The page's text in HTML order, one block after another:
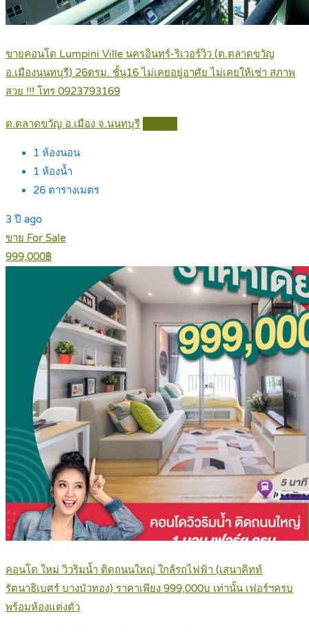
ขายคอนโด Lumpini Ville นครอินทร์-ริเวอร์วิว (ต.ตลาดขวัญ
อ.เมืองนนทบุรี) 26ตรม. ชั้น16 ไม่เคยอยู่อาศัย ไม่เคยให้เช่า สภาพ
สวย !!! โทร 0923793169
ต.ตลาดขวัญ อ.เมือง จ.นนทบุรี
1 ห้องนอน
1 ห้องน้ำ
26 ตารางเมตร
3 ปี ago
ขาย For Sale
999,000฿
คอนโด ใหม่ วิวริมน้ำ ติดถนนใหญ่ ใกล้รถไฟฟ้า (เสนาคิทท์
รัตนาธิเบศร์ บางบัวทอง) ราคาเพียง 999,000บ เท่านั้น เฟอร์ฯครบ
พร้อมห้องแต่งตัว